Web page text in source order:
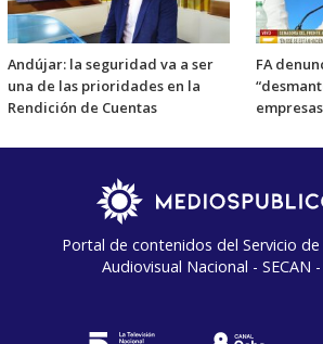
Andújar: la seguridad va a ser
una de las prioridades en la
Rendición de Cuentas
FA
Portal de contenidos del Servicio de
Audiovisual Nacional - SECAN